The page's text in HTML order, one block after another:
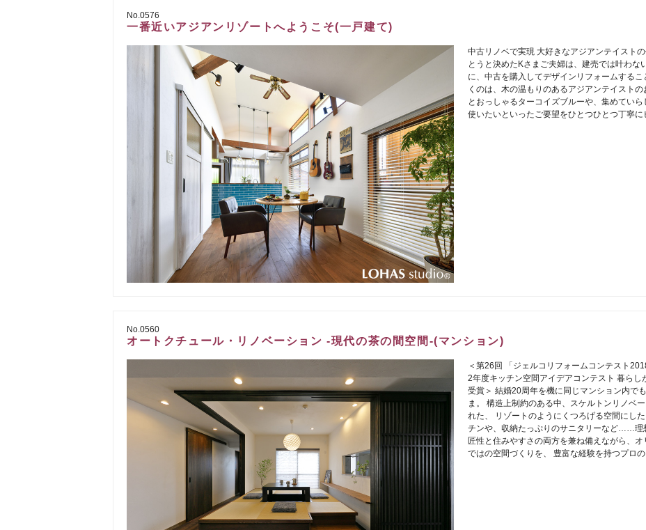
No.0576
一番近いアジアンリゾートへようこそ(一戸建て)
中古リノベで実現 大好きなアジアンテイスト
とうと決めたKさまご夫婦は、建売では叶わ
に、中古を購入してデザインリフォームする
くのは、木の温もりのあるアジアンテイスト
とおっしゃるターコイズブルーや、集めてい
使いたいといったご要望をひとつひとつ丁寧に
No.0560
オートクチュール・リノベーション -現代の茶の間空間-(マンション)
＜第26回 「ジェルコリフォームコンテスト
2年度キッチン空間アイデアコンテスト 暮ら
受賞＞ 結婚20周年を機に同じマンション内で
ま。 構造上制約のある中、スケルトンリノベ
れた、 リゾートのようにくつろげる空間にし
チンや、収納たっぷりのサニタリーなど……理
匠性と住みやすさの両方を兼ね備えながら、
ではの空間づくりを、 豊富な経験を持つプロ